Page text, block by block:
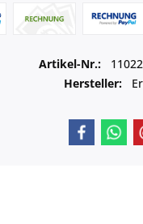
Artikel-Nr.:
Hersteller: